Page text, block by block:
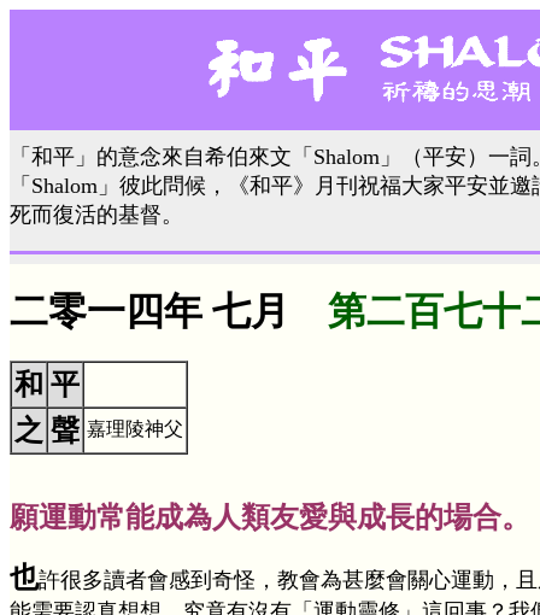
「和平」的意念來自希伯來文「Shalom」（平安）一
「Shalom」彼此問候，《和平》月刊祝福大家平安並
死而復活的基督。
二零一四年 七月 第二百七十
和 平
之 聲 嘉理陵神父
願運動常能成為人類友愛與成長的場合。
也許很多讀者會感到奇怪，教會為甚麼會關心運動，